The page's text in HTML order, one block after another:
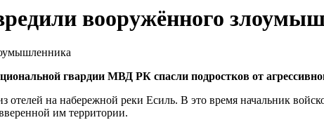
вооружённого
гвардии МВД РК спасли подростков от
отелей на набережной реки Есиль. В это время начальник
им территории.